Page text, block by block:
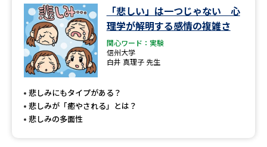
オープンキャンパス検索 実施プログラムから探す
来場型・Web型イベント特集 夢ナビライブ
受験準備
「悲しい」は一つじゃない 心
理学が解明する感情の複雑さ
関心ワード：実験
信州大学
白井 真理子 先生
悲しみにもタイプがある？
悲しみが「癒やされる」とは？
悲しみの多面性